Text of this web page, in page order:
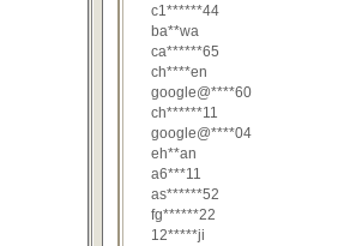
c1******44
ba**wa
ca******65
ch****en
google@****60
ch******11
google@****04
eh**an
a6***11
as******52
fg******22
12*****ji